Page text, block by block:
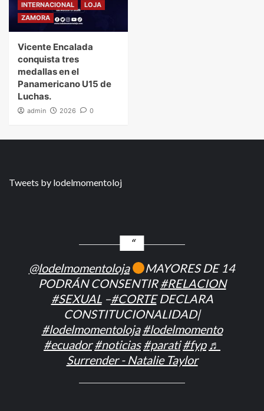
INTERNACIONAL
LOJA
ZAMORA
Vicente Encalada
conquista tres
medallas en el
Panamericano U15 de
Luchas.
admin 2026 0
Tweets by lodelmomentoloj
@lodelmomentoloja
MAYORES DE 14
PODRÁN CONSENTIR#RELACION
#SEXUAL–#CORTEDECLARA
CONSTITUCIONALIDAD|
#lodelmomentoloja #lodelmomento
#ecuador #noticias #parati #fyp ♬
Surrender - Natalie Taylor